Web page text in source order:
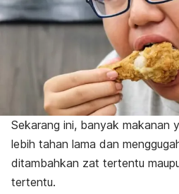
Sekarang ini, banyak makanan
lebih tahan lama dan
ditambahkan zat tertentu
tertentu.